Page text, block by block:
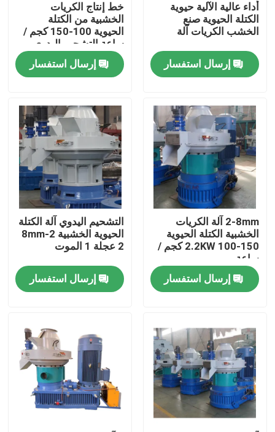
المنزل
المنتجات
فيديوهات
حولنا
جولة في المصنع
مراقبة الجودة
أخبار
اطلب اقتباس
أداء عالية الآلية حيوية
الكتلة الحيوية صنع
الخشب الكريات آلة
إرسال استفسار
خط إنتاج الكريات
الخشبية من الكتلة
الحيوية 100-150 كجم /
ساعة التشحيم اليدوي
إرسال استفسار
2-8mm آلة الكريات
الخشبية الكتلة الحيوية
2.2KW 100-150 كجم /
ساعة
إرسال استفسار
التشحيم اليدوي آلة الكتلة
الحيوية الخشبية 2-8mm
2 عجلة 1 الموت
إرسال استفسار